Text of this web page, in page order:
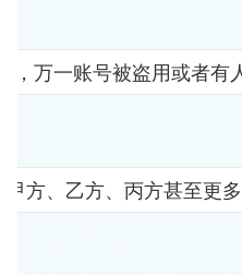
万一账号被盗用或者
方、乙方、丙方甚至更